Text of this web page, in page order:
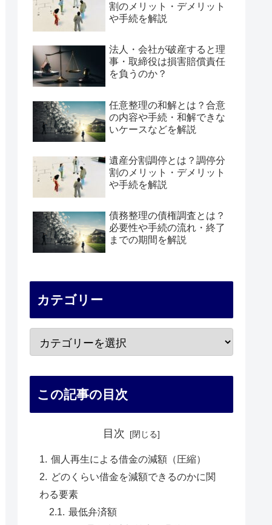
割のメリット・デメリット
や手続を解説
法人・会社が破産すると理
事・取締役は損害賠償責任
を負うのか？
任意整理の和解とは？合意
の内容や手続・和解できな
いケースなどを解説
遺産分割調停とは？調停分
割のメリット・デメリット
や手続を解説
債務整理の債権調査とは？
必要性や手続の流れ・終了
までの期間を解説
カテゴリー
この記事の目次
目次
個人再生による借金の減額（圧縮）
どのくらい借金を減額できるのかに関
わる要素
最低弁済額